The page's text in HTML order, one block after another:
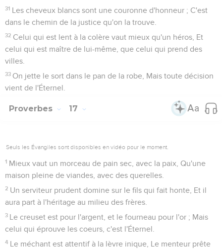
31 Les cheveux blancs sont une couronne d'honneur ; C'est
dans le chemin de la justice qu'on la trouve.
32 Celui qui est lent à la colère vaut mieux qu'un héros, Et
celui qui est maître de lui-même, que celui qui prend des
villes.
33 On jette le sort dans le pan de la robe, Mais toute décision
vient de l'Éternel.
Proverbes 17
Seuls les Évangiles sont disponibles en vidéo pour le moment.
1 Mieux vaut un morceau de pain sec, avec la paix, Qu'une
maison pleine de viandes, avec des querelles.
2 Un serviteur prudent domine sur le fils qui fait honte, Et il
aura part à l'héritage au milieu des frères.
3 Le creuset est pour l'argent, et le fourneau pour l'or ; Mais
celui qui éprouve les coeurs, c'est l'Éternel.
4 Le méchant est attentif à la lèvre inique, Le menteur prête